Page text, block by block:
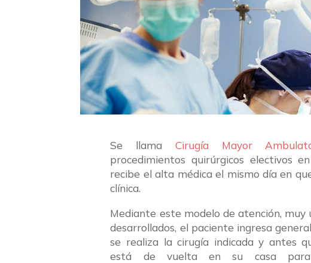
Se llama Cirugía Mayor
procedimientos quirúrgicos electivos
recibe el alta médica el mismo día en
clínica.
Mediante este modelo de atención, muy
desarrollados, el paciente ingresa
se realiza la cirugía indicada y antes
está de vuelta en su casa